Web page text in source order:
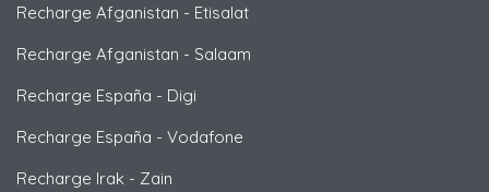
Recharge Afganistan - Etisalat
Recharge Afganistan - Salaam
Recharge España - Digi
Recharge España - Vodafone
Recharge Irak - Zain